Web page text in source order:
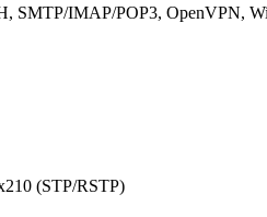
SMTP/IMAP/POP3, OpenVPN,
(STP/RSTP)